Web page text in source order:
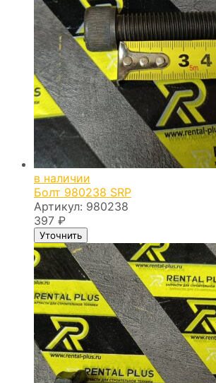
в наличии
Болт 980238 SRP
Артикул: 980238
397 ₽
Уточнить